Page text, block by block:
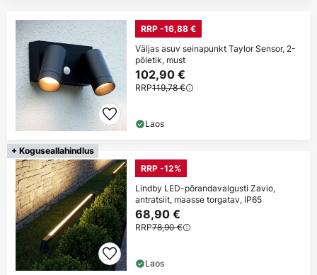
RRP -16,88 €
Väljas asuv seinapunkt Taylor Sensor, 2-
põletik, must
102,90 €
RRP119,78 €
Laos
+ Koguseallahindlus
RRP -12%
Lindby LED-põrandavalgusti Zavio,
antratsiit, maasse torgatav, IP65
68,90 €
RRP78,90 €
Laos